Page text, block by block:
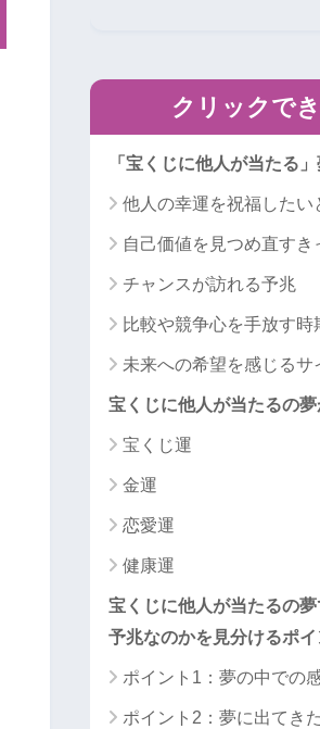
クリックで
「宝くじに他人が当たる
他人の幸運を祝福したい
自己価値を見つめ直すき
チャンスが訪れる予兆
比較や競争心を手放す時
未来への希望を感じるサ
宝くじに他人が当たるの
宝くじ運
金運
恋愛運
健康運
宝くじに他人が当たるの
予兆なのかを見分けるポイ
ポイント1：夢の中での
ポイント2：夢に出てき